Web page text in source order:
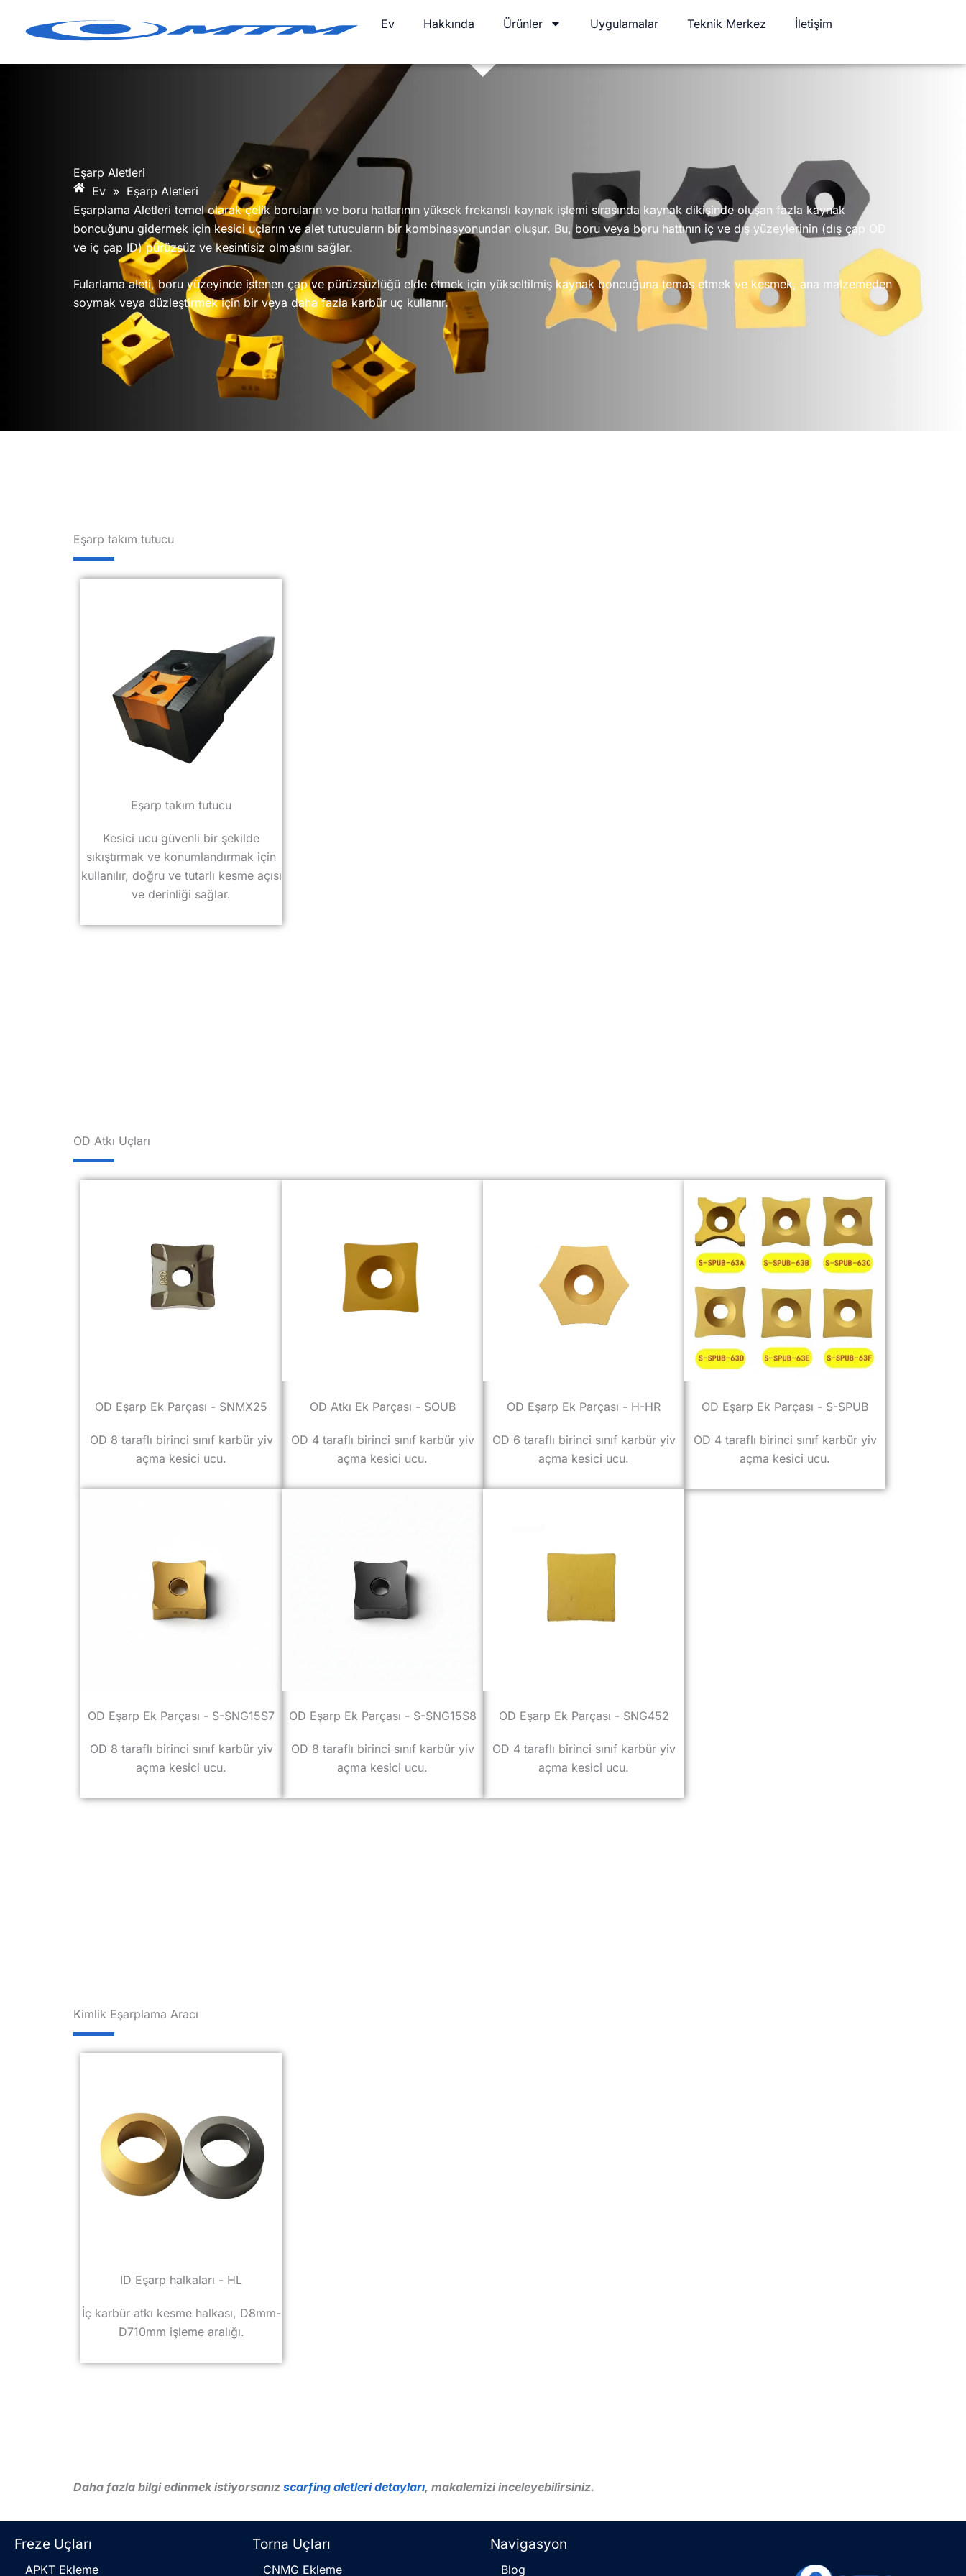
Ev Hakkında Ürünler Uygulamalar Teknik Merkez İletişim
Eşarp Aletleri
Ev » Eşarp Aletleri
Eşarplama Aletleri temel olarak çelik boruların ve boru hatlarının yüksek frekanslı kaynak işlemi sırasında kaynak dikişinde oluşan fazla kaynak
boncuğunu gidermek için kesici uçların ve alet tutucuların bir kombinasyonundan oluşur. Bu, boru veya boru hattının iç ve dış yüzeylerinin (dış çap OD
ve iç çap ID) pürüzsüz ve kesintisiz olmasını sağlar.
Fularlama aleti, boru yüzeyinde istenen çap ve pürüzsüzlüğü elde etmek için yükseltilmiş kaynak boncuğuna temas etmek ve kesmek, ana malzemeden
soymak veya düzleştirmek için bir veya daha fazla karbür uç kullanır.
Eşarp takım tutucu
Eşarp takım tutucu
Kesici ucu güvenli bir şekilde
sıkıştırmak ve konumlandırmak için
kullanılır, doğru ve tutarlı kesme açısı
ve derinliği sağlar.
OD Atkı Uçları
OD Eşarp Ek Parçası - SNMX25
OD 8 taraflı birinci sınıf karbür yiv
açma kesici ucu.
OD Atkı Ek Parçası - SOUB
OD 4 taraflı birinci sınıf karbür yiv
açma kesici ucu.
OD Eşarp Ek Parçası - H-HR
OD 6 taraflı birinci sınıf karbür yiv
açma kesici ucu.
OD Eşarp Ek Parçası - S-SPUB
OD 4 taraflı birinci sınıf karbür yiv
açma kesici ucu.
OD Eşarp Ek Parçası - S-SNG15S7
OD 8 taraflı birinci sınıf karbür yiv
açma kesici ucu.
OD Eşarp Ek Parçası - S-SNG15S8
OD 8 taraflı birinci sınıf karbür yiv
açma kesici ucu.
OD Eşarp Ek Parçası - SNG452
OD 4 taraflı birinci sınıf karbür yiv
açma kesici ucu.
Kimlik Eşarplama Aracı
ID Eşarp halkaları - HL
İç karbür atkı kesme halkası, D8mm-
D710mm işleme aralığı.
Daha fazla bilgi edinmek istiyorsanız scarfing aletleri detayları, makalemizi inceleyebilirsiniz.
Navigasyon
Blog
Torna Uçları
CNMG Ekleme
Freze Uçları
APKT Ekleme